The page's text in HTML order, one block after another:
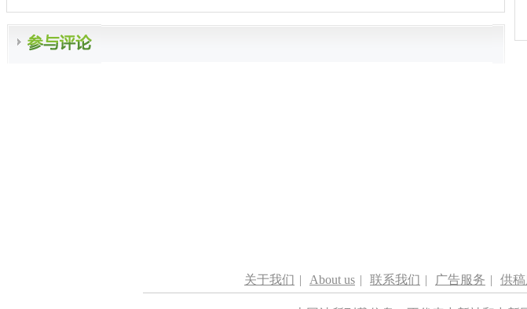
关于我们 | About us | 联系我们 | 广告服务 | 供